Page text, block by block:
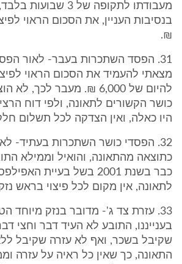
מעבודתו לתקופה של 3
₪.
מצאתי להעמיד את הסכום הראוי
להיום של 6,000 ₪. מעבר לכך,
כושר הקשורים לתאונה, ולפי דוח
היו כאלה, ואין הצדקה לכל תשלום
32. הפסדי כושר השתכרות בעתיד-
כתוצאה מהתאונה, והואיל וממילא
כבר בשנת 2001 בשל בעיית
לתאונה, אין מקום לכל פיצוי בראש
33. עזרת צד ג'- מדובר בנזק מיוחד
בענייננו, התובע לא העיד דבר וחצי
שקיבל בשכר, ואף לא עזרה שקיבל
התאונה, כך שאין כל ראיה על עזרה